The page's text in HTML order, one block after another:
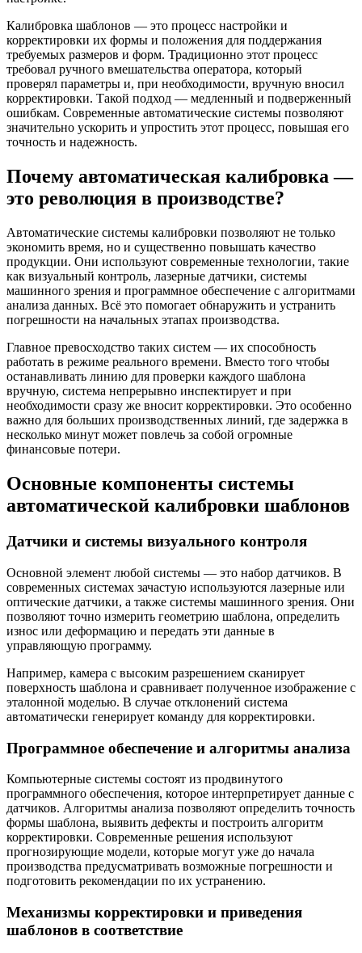
Калибровка шаблонов — это процесс настройки и
корректировки их формы и положения для поддержания
требуемых размеров и форм. Традиционно этот процесс
требовал ручного вмешательства оператора, который
проверял параметры и, при необходимости, вручную вносил
корректировки. Такой подход — медленный и подверженный
ошибкам. Современные автоматические системы позволяют
значительно ускорить и упростить этот процесс, повышая его
точность и надежность.
Почему автоматическая калибровка —
это революция в производстве?
Автоматические системы калибровки позволяют не только
экономить время, но и существенно повышать качество
продукции. Они используют современные технологии, такие
как визуальный контроль, лазерные датчики, системы
машинного зрения и программное обеспечение с алгоритмами
анализа данных. Всё это помогает обнаружить и устранить
погрешности на начальных этапах производства.
Главное превосходство таких систем — их способность
работать в режиме реального времени. Вместо того чтобы
останавливать линию для проверки каждого шаблона
вручную, система непрерывно инспектирует и при
необходимости сразу же вносит корректировки. Это особенно
важно для больших производственных линий, где задержка в
несколько минут может повлечь за собой огромные
финансовые потери.
Основные компоненты системы
автоматической калибровки шаблонов
Датчики и системы визуального контроля
Основной элемент любой системы — это набор датчиков. В
современных системах зачастую используются лазерные или
оптические датчики, а также системы машинного зрения. Они
позволяют точно измерить геометрию шаблона, определить
износ или деформацию и передать эти данные в
управляющую программу.
Например, камера с высоким разрешением сканирует
поверхность шаблона и сравнивает полученное изображение с
эталонной моделью. В случае отклонений система
автоматически генерирует команду для корректировки.
Программное обеспечение и алгоритмы анализа
Компьютерные системы состоят из продвинутого
программного обеспечения, которое интерпретирует данные с
датчиков. Алгоритмы анализа позволяют определить точность
формы шаблона, выявить дефекты и построить алгоритм
корректировки. Современные решения используют
прогнозирующие модели, которые могут уже до начала
производства предусматривать возможные погрешности и
подготовить рекомендации по их устранению.
Механизмы корректировки и приведения
шаблонов в соответствие